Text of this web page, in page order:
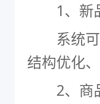
1、新
系统可
结构优化
2、商